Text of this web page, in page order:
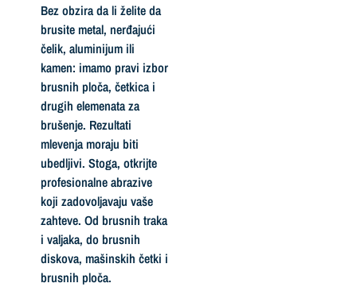
Bez obzira da li želite da
brusite metal, nerđajući
čelik, aluminijum ili
kamen: imamo pravi izbor
brusnih ploča, četkica i
drugih elemenata za
brušenje. Rezultati
mlevenja moraju biti
ubedljivi. Stoga, otkrijte
profesionalne abrazive
koji zadovoljavaju vaše
zahteve. Od brusnih traka
i valjaka, do brusnih
diskova, mašinskih četki i
brusnih ploča.